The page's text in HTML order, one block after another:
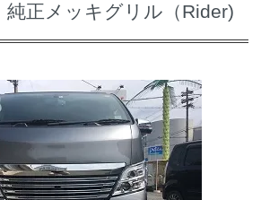
正メッキグリル（Rider)